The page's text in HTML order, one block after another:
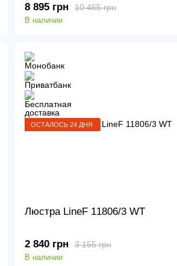
10 465 грн
8 895 грн
В наличии
ОСТАЛОСЬ 24 ДНЯ
Люстра LineF 11806/3 WT
3 155 грн
2 840 грн
В наличии